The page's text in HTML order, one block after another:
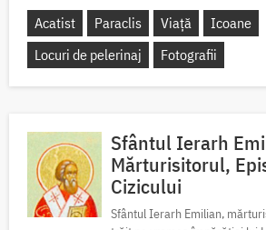
Acatist Paraclis Viață
Icoane
Locuri de pelerinaj
Fotografii
Sfântul Ierarh
Mărturisitorul,
Cizicului
Sfântul Ierarh Emilian,